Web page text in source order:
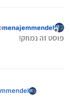
מנותק
menajemmendel
פוסט זה נמחק!